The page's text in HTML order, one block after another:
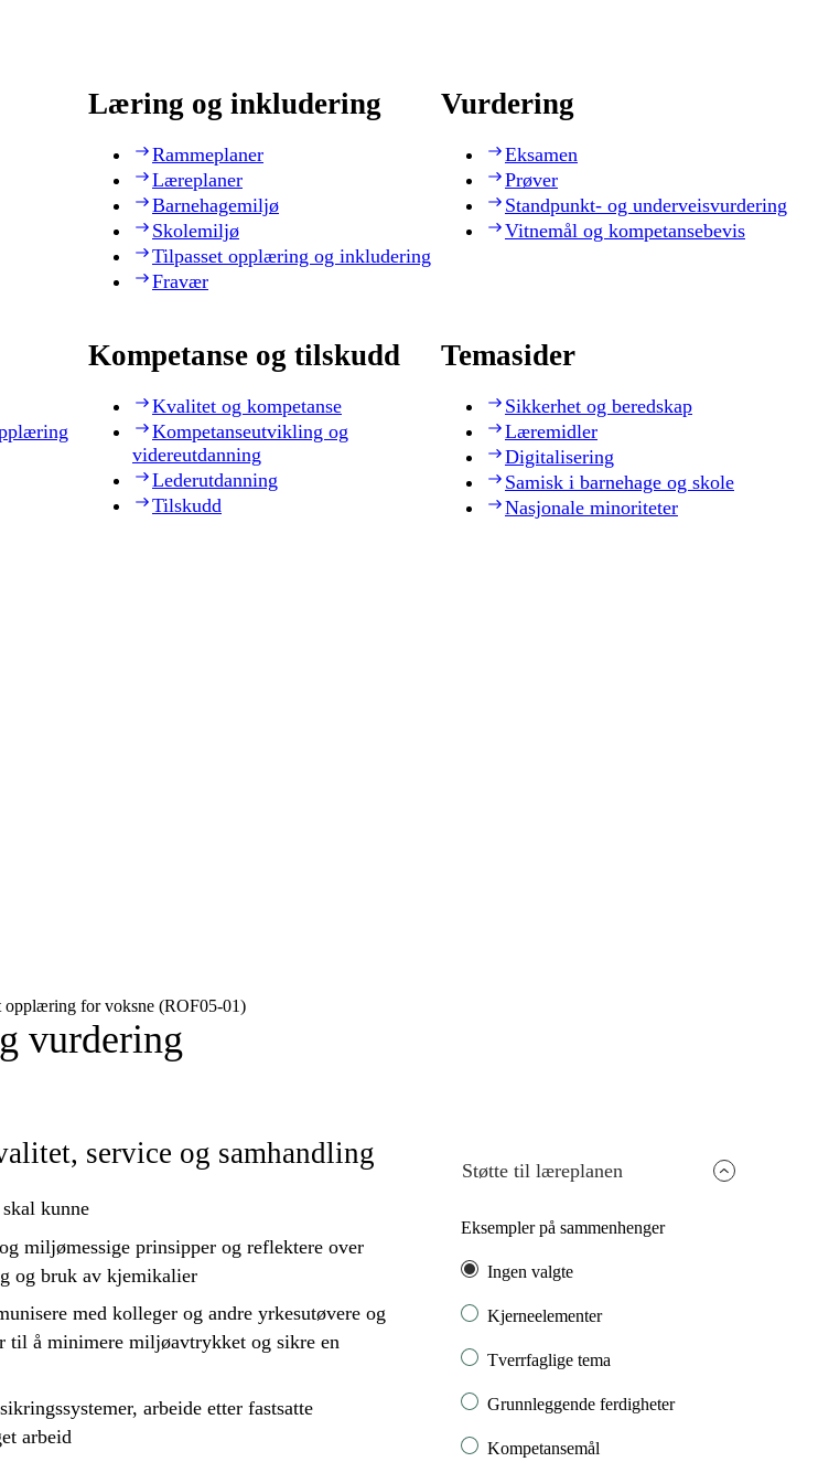
Læring og inkludering
Rammeplaner
Læreplaner
Barnehagemiljø
Skolemiljø
Tilpasset opplæring og inkludering
Fravær
Vurdering
Eksamen
Prøver
Standpunkt- og underveisvurdering
Vitnemål og kompetansebevis
Kompetanse og tilskudd
Kvalitet og kompetanse
Kompetanseutvikling og
videreutdanning
Lederutdanning
Tilskudd
Temasider
Sikkerhet og beredskap
Læremidler
Digitalisering
Samisk i barnehage og skole
Nasjonale minoriteter
opplæring for voksne (ROF05‑01)
vurdering
Støtte til læreplanen
Eksempler på sammenhenger
Ingen valgte
Kjerneelementer
Tverrfaglige tema
Grunnleggende ferdigheter
Kompetansemål
service og samhandling
kunne
miljømessige prinsipper og reflektereover
og bruk av kjemikalier
med kolleger og andre yrkesutøvere og
til å minimere miljøavtrykket og sikre en
arbeide etter fastsatte
arbeid